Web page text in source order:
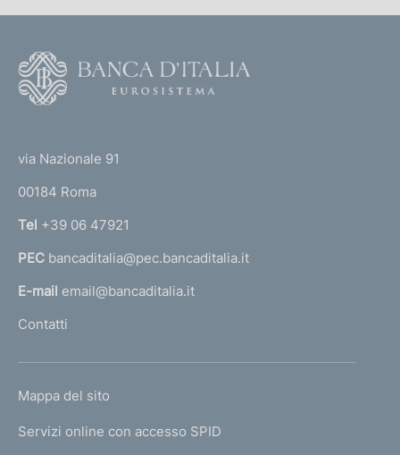
r
n
a
l
m
e
via Nazionale 91
00184 Roma
Tel +39 06 47921
PEC bancaditalia@pec.bancaditalia.it
E-mail email@bancaditalia.it
Contatti
L
N
Mappa del sito
Servizi online con accesso SPID